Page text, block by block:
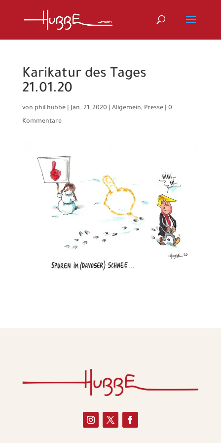
Karikatur des Tages
21.01.20
von phil hubbe|Jan. 21, 2020| Allgemein, Presse| 0
Kommentare